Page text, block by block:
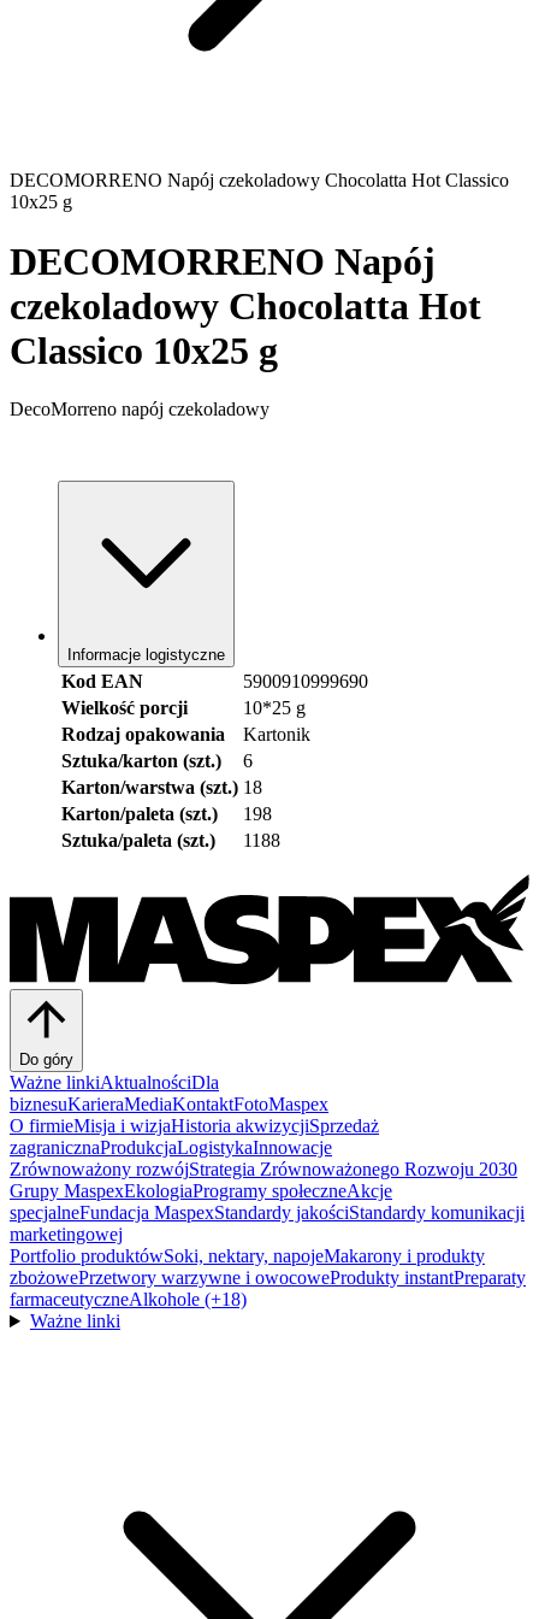
DECOMORRENO Napój czekoladowy Chocolatta Hot Classico
10x25 g
DECOMORRENO Napój
czekoladowy Chocolatta Hot
Classico 10x25 g
DecoMorreno napój czekoladowy
Informacje logistyczne
Kod EAN
5900910999690
Wielkość porcji
10*25 g
Rodzaj opakowania
Kartonik
Sztuka/karton (szt.)
6
Karton/warstwa (szt.) 18
Karton/paleta (szt.)
198
Sztuka/paleta (szt.)
1188
Do góry
Ważne linkiAktualnościDla
biznesuKarieraMediaKontaktFotoMaspex
O firmieMisja i wizjaHistoria akwizycjiSprzedaż
zagranicznaProdukcjaLogistykaInnowacje
Zrównoważony rozwójStrategia Zrównoważonego Rozwoju 2030
Grupy MaspexEkologiaProgramy społeczneAkcje
specjalneFundacja MaspexStandardy jakościStandardy komunikacji
marketingowej
Portfolio produktówSoki, nektary, napojeMakarony i produkty
zbożowePrzetwory warzywne i owocoweProdukty instantPreparaty
farmaceutyczneAlkohole (+18)
Ważne linki